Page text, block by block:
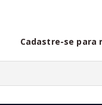
Cadastre-se para